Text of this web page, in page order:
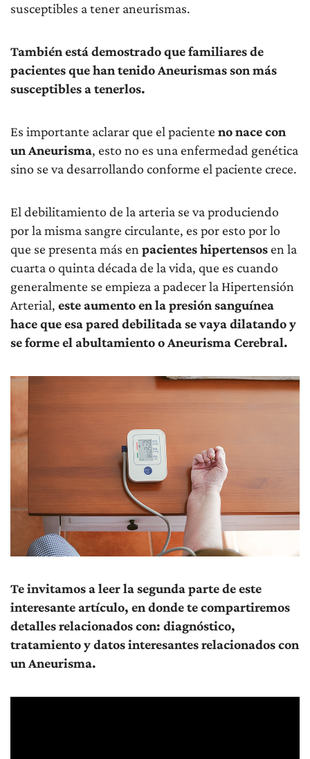
susceptibles a tener aneurismas.
También está demostrado que familiares de
pacientes que han tenido Aneurismas son más
susceptibles a tenerlos.
Es importante aclarar que el paciente no nace con
un Aneurisma, esto no es una enfermedad genética
sino se va desarrollando conforme el paciente crece.
El debilitamiento de la arteria se va produciendo
por la misma sangre circulante, es por esto por lo
que se presenta más en pacientes hipertensosen la
cuarta o quinta década de la vida, que es cuando
generalmente se empieza a padecer la Hipertensión
Arterial, este aumento en la presión sanguínea
hace que esa pared debilitada se vaya dilatando y
se forme el abultamiento o Aneurisma Cerebral.
Te invitamos a leer la segunda parte de este
interesante artículo, en donde te compartiremos
detalles relacionados con: diagnóstico,
tratamiento y datos interesantes relacionados con
un Aneurisma.